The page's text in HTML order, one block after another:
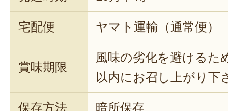
宅配便 ヤマト運輸（通常便）
賞味期限
風味の劣化を避けるた
以内にお召し上がり下
保存方法 暗所保存